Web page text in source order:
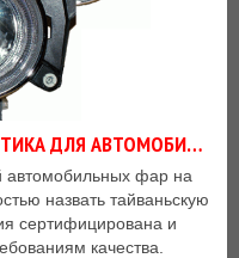
ФАРЫ TYC – КАЧЕСТВЕННАЯ ОПТИКА ДЛЯ АВТОМОБИЛЕЙ
автомобильных фар на
назвать тайваньскую
сертифицирована и
качества.